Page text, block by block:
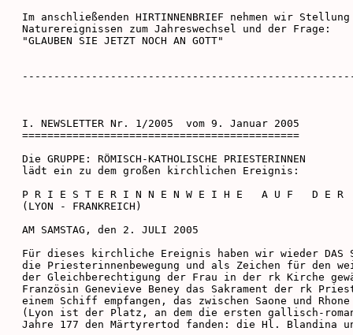
Im anschließenden HIRTINNENBRIEF nehmen wir
Naturereignissen zum Jahreswechsel und der Frage:
"GLAUBEN SIE JETZT NOCH AN GOTT"
I. NEWSLETTER Nr. 1/2005  vom 9. Januar 2005
============================================
Die GRUPPE: RÖMISCH-KATHOLISCHE PRIESTERINNEN
lädt ein zu dem großen kirchlichen Ereignis:
P R I E S T E R I N N E N W E I H E   A U F   D E R
(LYON - FRANKREICH)
AM SAMSTAG, den 2. JULI 2005
Für dieses kirchliche Ereignis haben wir wieder DAS
die Priesterinnenbewegung und als Zeichen für den
der Gleichberechtigung der Frau in der rk Kirche
Französin Genevieve Beney das Sakrament der rk
einem Schiff empfangen, das zwischen Saone und
(Lyon ist der Platz, an dem die ersten gallisch-
Jahre 177 den Märtyrertod fanden: die Hl. Blandina